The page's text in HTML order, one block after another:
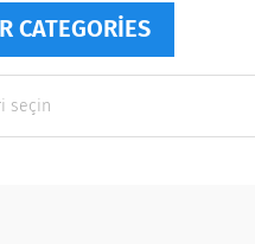
CATEGORIES